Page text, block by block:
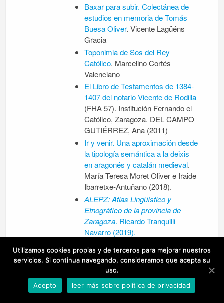
Baxar para subir. Colectánea de
estudios en memoria de Tomás
Buesa Oliver. Vicente Lagüéns
Gracia
Toponimia de Sos del Rey
Católico. Marcelino Cortés
Valenciano
El Libro de Testamentos de 1384-
1407 del notario Vicente de Rodilla
(FHA 57). Institución Fernando el
Católico, Zaragoza. DEL CAMPO
GUTIÉRREZ, Ana (2011)
Ir y venir. Una aproximación desde
la tipología semántica a la deixis
en aragonés y catalán medieval.
María Teresa Moret Oliver e Iraide
Ibarretxe-Antuñano (2018).
ALEPZ: Atlas Lingüístico y
Etnográfico de la provincia de
Zaragoza. Ricardo Tranquilli
Navarro (2019).
Barceló Caballud.Cuadernos de
Aragón, Institución Fernando el
Católico, Zaragoza, 2011.
Publicaciones del Instituto de Estudios
Utilizamos cookies propias y de terceros para mejorar nuestros
servicios. Si continua navegando, consideramos que acepta su
uso.
Acepto
leer más sobre política de privacidad